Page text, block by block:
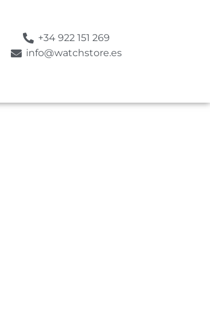
+34 922 151 269
info@watchstore.es